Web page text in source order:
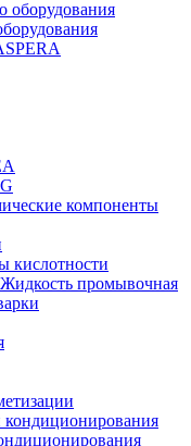
компоненты
кислотности
Жидкость промывочная